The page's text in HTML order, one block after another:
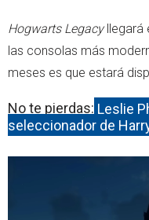
Hogwarts Legacyllegará
las consolas más
meses es que estará
No te pierdas: Leslie
seleccionador de